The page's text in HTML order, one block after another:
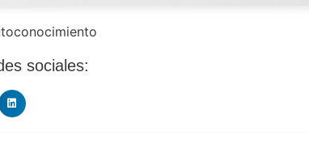
sociales: